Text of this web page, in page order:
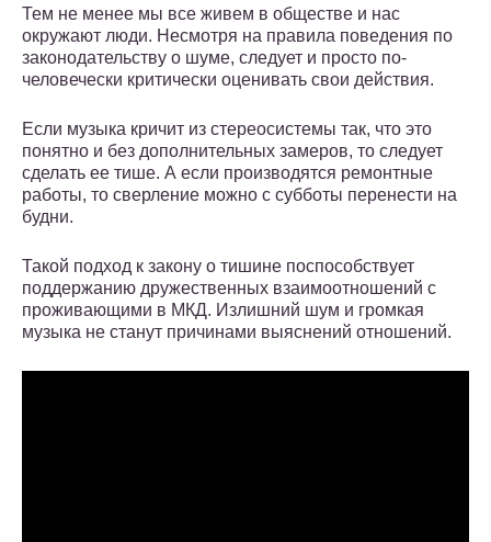
Тем не менее мы все живем в обществе и нас
окружают люди. Несмотря на правила поведения по
законодательству о шуме, следует и просто по-
человечески критически оценивать свои действия.
Если музыка кричит из стереосистемы так, что это
понятно и без дополнительных замеров, то следует
сделать ее тише. А если производятся ремонтные
работы, то сверление можно с субботы перенести на
будни.
Такой подход к закону о тишине поспособствует
поддержанию дружественных взаимоотношений с
проживающими в МКД. Излишний шум и громкая
музыка не станут причинами выяснений отношений.